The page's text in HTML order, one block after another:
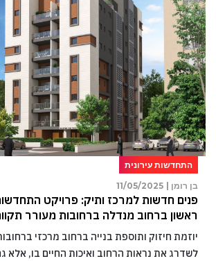
התחדשות עירונית
בן רומן |
11/05/2025
פנים חדשות למרכז ותיק: פרויקט
ראשון ברחוב מנדלה ברחובות מעורר
יוזמת חיזוק ותוספת בנייה ברחוב מרכזי
לשדרג את נראות הרחוב ואיכות החיים בו, אלא